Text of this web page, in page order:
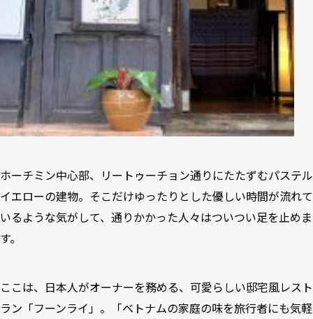
ホーチミン中心部、リートゥーチョン通りにたたずむパステル
イエローの建物。そこだけゆったりとした優しい時間が流れて
いるような気がして、通りかかった人々はついつい足を止めま
す。
ここは、日本人がオーナーを務める、可愛らしい邸宅風レスト
ラン「フーンライ」。「ベトナムの家庭の味を旅行者にも気軽